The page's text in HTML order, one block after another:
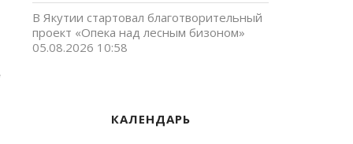
В Якутии стартовал благотворительный
проект «Опека над лесным бизоном»
05.08.2026 10:58
КАЛЕНДАРЬ